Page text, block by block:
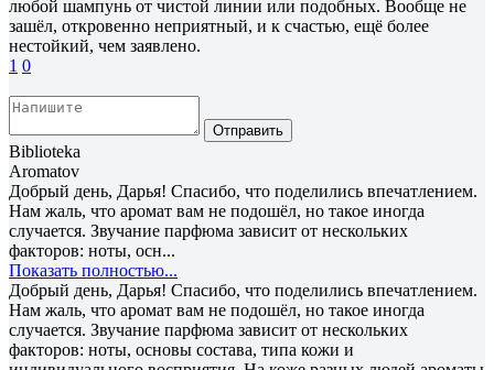
любой шампунь от чистой линии или подобных. Вообще не
зашёл, откровенно неприятный, и к счастью, ещё более
нестойкий, чем заявлено.
1 0
Отправить
Biblioteka
Aromatov
Добрый день, Дарья! Спасибо, что поделились впечатлением.
Нам жаль, что аромат вам не подошёл, но такое иногда
случается. Звучание парфюма зависит от нескольких
факторов: ноты, осн...
Показать полностью...
Добрый день, Дарья! Спасибо, что поделились впечатлением.
Нам жаль, что аромат вам не подошёл, но такое иногда
случается. Звучание парфюма зависит от нескольких
факторов: ноты, основы состава, типа кожи и